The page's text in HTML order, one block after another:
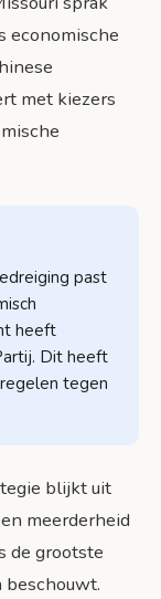
economische
met kiezers
past
heeft
Dit heeft
tegen
blijkt uit
meerderheid
de grootste
beschouwt.